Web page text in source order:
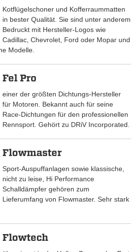
Kotflügelschoner und Kofferraummatten
in bester Qualität. Sie sind unter anderem
Bedruckt mit Hersteller-Logos wie
Cadillac, Chevrolet, Ford oder Mopar und
Modelle.
Fel Pro
einer der größten Dichtungs-Hersteller
für Motoren. Bekannt auch für seine
Race-Dichtungen für den professionellen
Rennsport. Gehört zu DRiV Incorporated.
Flowmaster
Sport-Auspuffanlagen sowie klassische,
nicht zu leise, Hi Performance
Schalldämpfer gehören zum
Lieferumfang von Flowmaster. Sehr stark
Flowtech